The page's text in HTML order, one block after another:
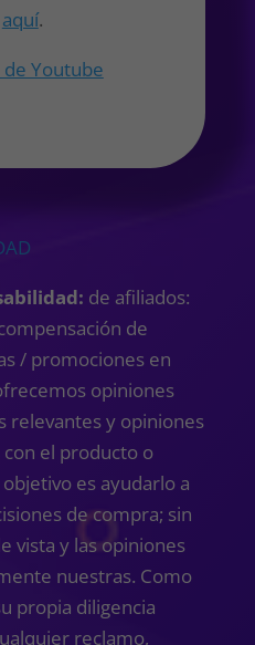
aquí.
de Youtube
de afiliados:
de
/ promociones en
opiniones
relevantes y opiniones
el producto o
es ayudarlo a
de compra; sin
vista y las opiniones
nuestras. Como
propia diligencia
reclamo,